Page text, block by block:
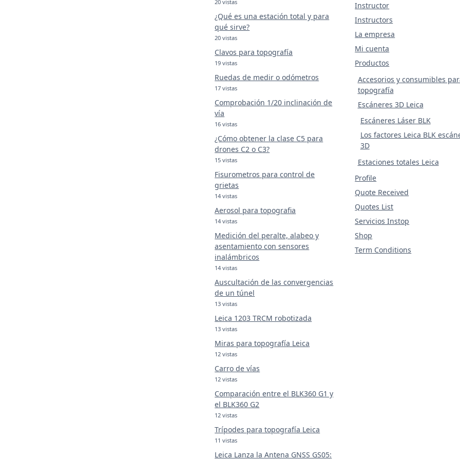
20 vistas
¿Qué es una estación total y para
qué sirve?
20 vistas
Clavos para topografía
19 vistas
Ruedas de medir o odómetros
17 vistas
Comprobación 1/20 inclinación de
vía
16 vistas
¿Cómo obtener la clase C5 para
drones C2 o C3?
15 vistas
Fisurometros para control de
grietas
14 vistas
Aerosol para topografia
14 vistas
Medición del peralte, alabeo y
asentamiento con sensores
inalámbricos
14 vistas
Auscultación de las convergencias
de un túnel
13 vistas
Leica 1203 TRCM robotizada
13 vistas
Miras para topografía Leica
12 vistas
Carro de vías
12 vistas
Comparación entre el BLK360 G1 y
el BLK360 G2
12 vistas
Trípodes para topografía Leica
11 vistas
Leica Lanza la Antena GNSS GS05:
Instructor
Instructors
La empresa
Mi cuenta
Productos
Accesorios y consumibles
topografía
Escáneres 3D Leica
Escáneres Láser BLK
Los factores Leica BLK
3D
Estaciones totales Leica
Profile
Quote Received
Quotes List
Servicios Instop
Shop
Term Conditions